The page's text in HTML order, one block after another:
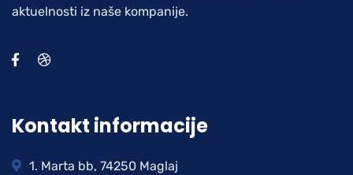
aktuelnosti iz naše kompanije.
Kontakt informacije
1. Marta bb, 74250 Maglaj